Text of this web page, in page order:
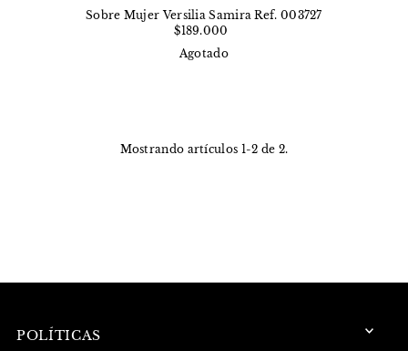
Sobre Mujer Versilia Samira Ref. 003727
$189.000
Agotado
Mostrando artículos 1-2 de 2.
POLÍTICAS